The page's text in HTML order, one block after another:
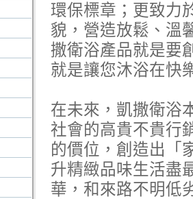
環保標章；更致力
貌，營造放鬆、溫
撒衛浴產品就是要
就是讓您沐浴在快
在未來，凱撒衛浴
社會的高貴不貴行
的價位，創造出「
升精緻品味生活盡
華，和來路不明低